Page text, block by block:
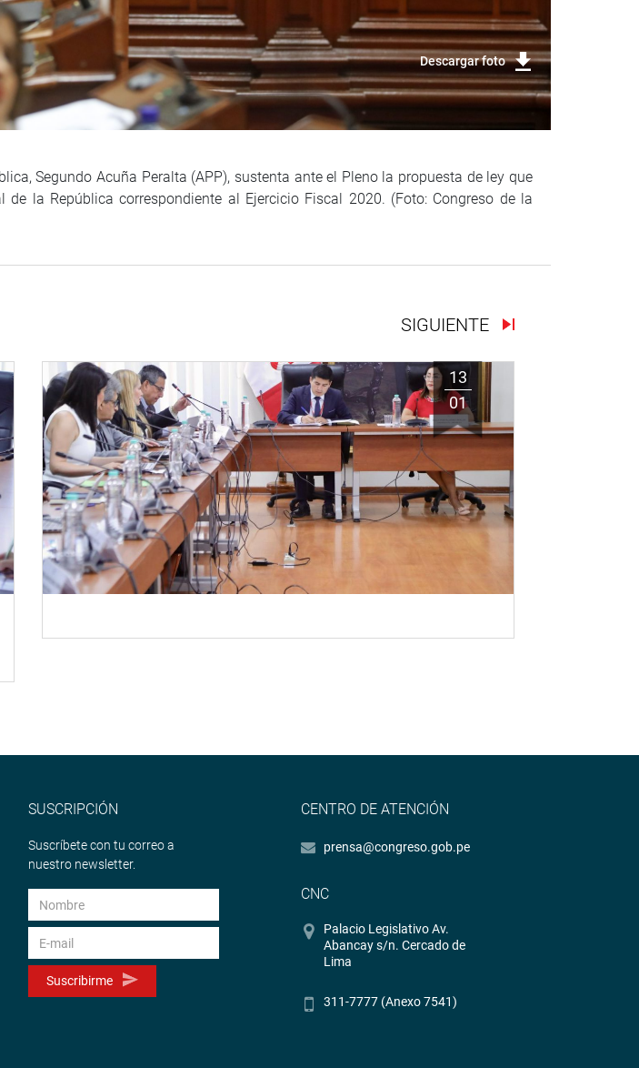
Descargar foto
Segundo Acuña Peralta (APP), sustenta ante el Pleno la propuesta de ley que
la República correspondiente al Ejercicio Fiscal 2020. (Foto: Congreso de la
SIGUIENTE
13
01
SUSCRIPCIÓN
Suscríbete con tu correo a
nuestro newsletter.
Suscribirme
CENTRO DE ATENCIÓN
prensa@congreso.gob.pe
CNC
Palacio Legislativo Av.
Abancay s/n. Cercado de
Lima
311-7777 (Anexo 7541)